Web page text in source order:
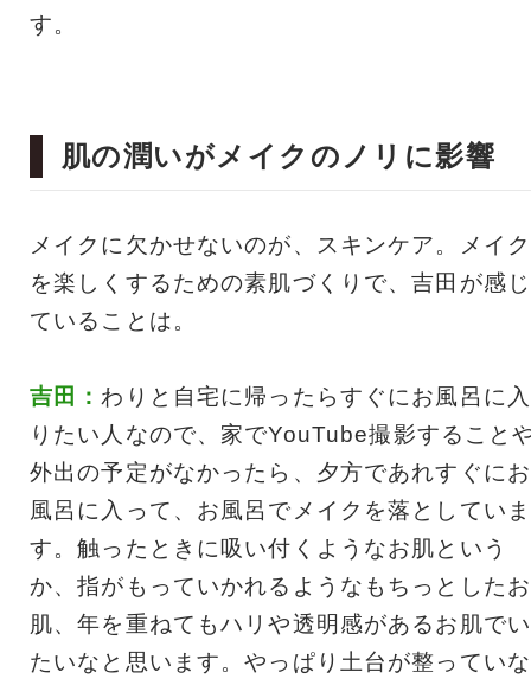
す。
肌の潤いがメイクのノリに影響
メイクに欠かせないのが、スキンケア。メイク
を楽しくするための素肌づくりで、吉田が感じ
ていることは。
吉田： わりと自宅に帰ったらすぐにお風呂に入
りたい人なので、家でYouTube撮影すること
外出の予定がなかったら、夕方であれすぐにお
風呂に入って、お風呂でメイクを落としていま
す。触ったときに吸い付くようなお肌という
か、指がもっていかれるようなもちっとしたお
肌、年を重ねてもハリや透明感があるお肌でい
たいなと思います。やっぱり土台が整っていな